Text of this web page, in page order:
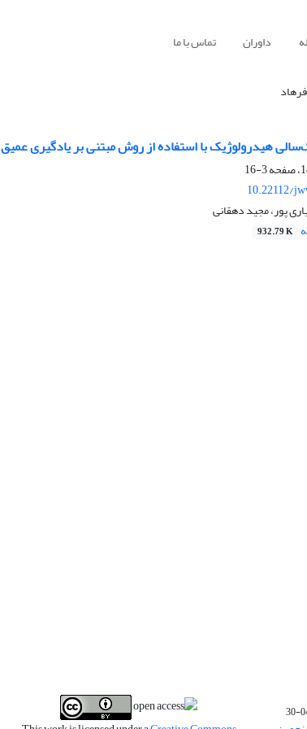
داوران تماس با ما
هیدرولوژیک با استفاده از روش مبتنی بر یادگیری عمیق
3-16
10.22112/
پور، مجید دهقانی
932.79 K